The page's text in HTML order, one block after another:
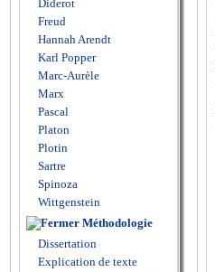
Diderot
Freud
Hannah Arendt
Karl Popper
Marc-Aurèle
Marx
Pascal
Platon
Plotin
Sartre
Spinoza
Wittgenstein
Méthodologie
Dissertation
Explication de texte